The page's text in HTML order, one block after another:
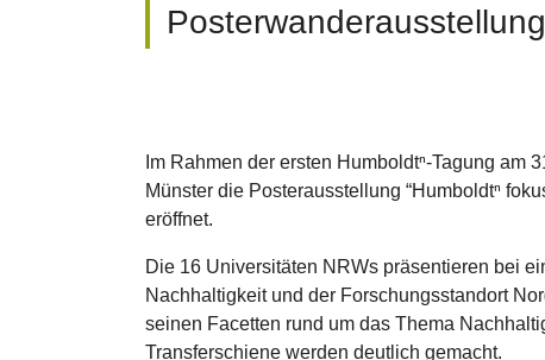
Posterwanderausstellung
Im Rahmen der ersten Humboldtⁿ-Tagung
Münster die Posterausstellung “Humboldtⁿ
eröffnet.
Die 16 Universitäten NRWs präsentieren bei
Nachhaltigkeit und der Forschungsstandort
seinen Facetten rund um das Thema
Transferschiene werden deutlich gemacht.